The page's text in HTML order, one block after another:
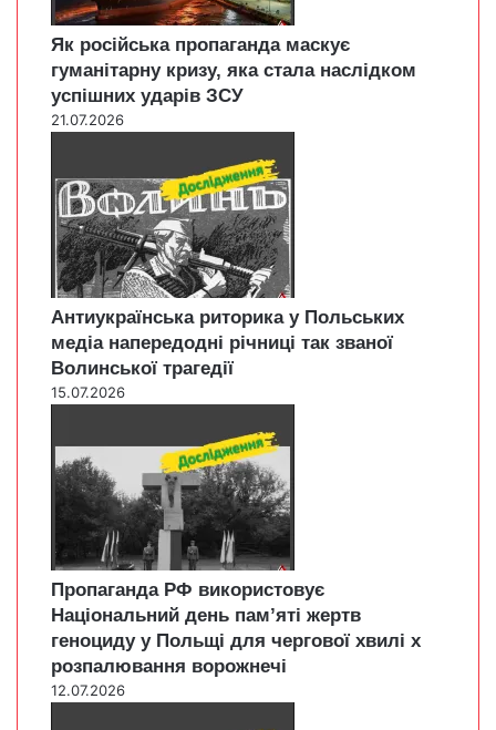
Як російська пропаганда маскує
гуманітарну кризу, яка стала наслідком
успішних ударів ЗСУ
21.07.2026
Антиукраїнська риторика у Польських
медіа напередодні річниці так званої
Волинської трагедії
15.07.2026
Пропаганда РФ використовує
Національний день пам’яті жертв
геноциду у Польщі для чергової хвилі х
розпалювання ворожнечі
12.07.2026